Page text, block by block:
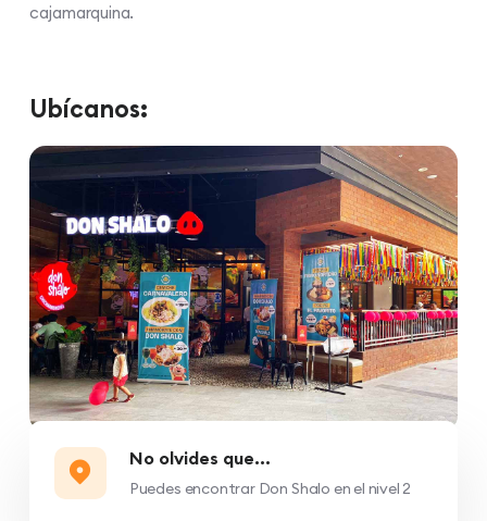
cajamarquina.
Ubícanos:
No olvides que...
Puedes encontrar Don Shalo en el nivel 2